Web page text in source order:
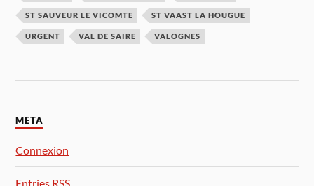
ST SAUVEUR LE VICOMTE ST VAAST LA HOUGUE
URGENT VAL DE SAIRE VALOGNES
META
Connexion
Entries RSS